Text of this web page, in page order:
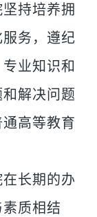
持培养拥
务，遵纪
业知识和
解决问题
高等教育
长期的办
质相结